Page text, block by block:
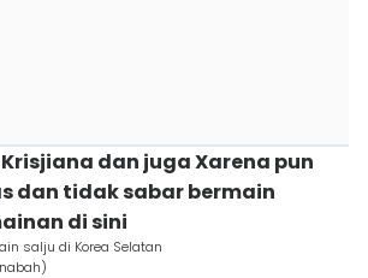
dan juga Xarena pun
dan tidak sabar bermain
di sini
salju di Korea Selatan